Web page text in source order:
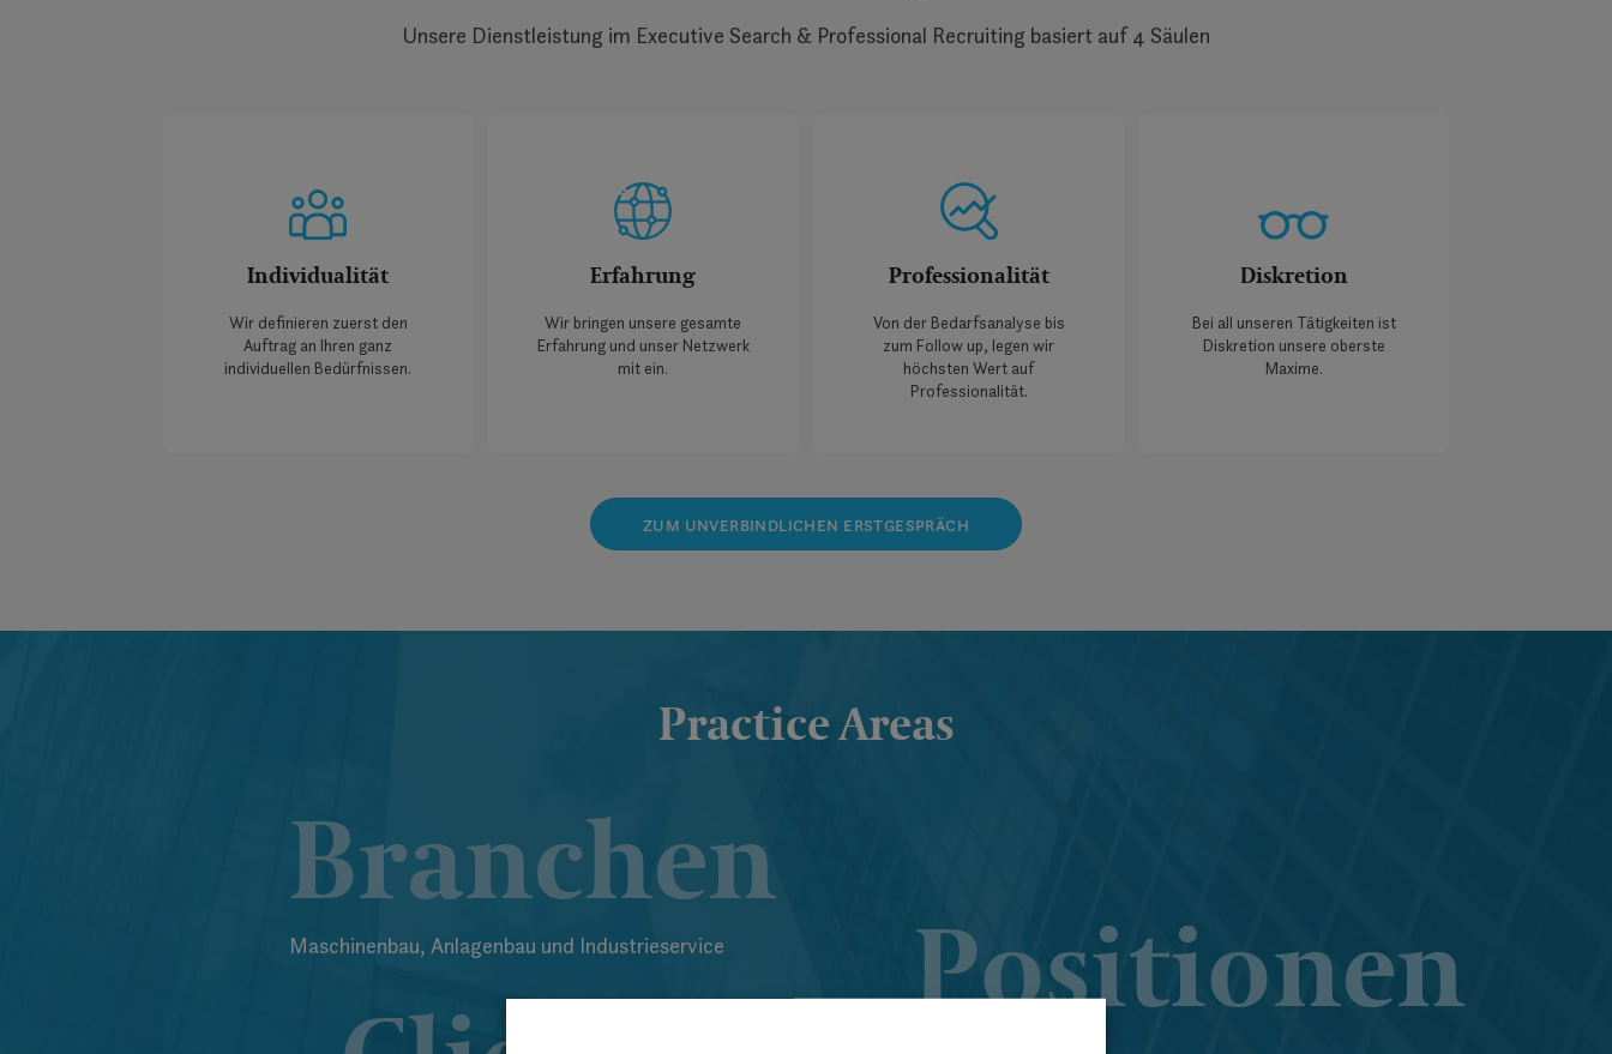
Unsere Dienstleistung im Executive Search & Professional Recruiting basiert auf 4 Säulen
Individualität
Wir definieren zuerst den
Auftrag an Ihren ganz
individuellen Bedürfnissen.
Erfahrung
Wir bringen unsere gesamte
Erfahrung und unser Netzwerk
mit ein.
Professionalität
Von der Bedarfsanalyse bis
zum Follow up, legen wir
höchsten Wert auf
Professionalität.
Diskretion
Bei all unseren Tätigkeiten ist
Diskretion unsere oberste
Maxime.
ZUM UNVERBINDLICHEN ERSTGESPRÄCH
Practice Areas
Branchen
Maschinenbau, Anlagenbau und Industrieservice Positionen